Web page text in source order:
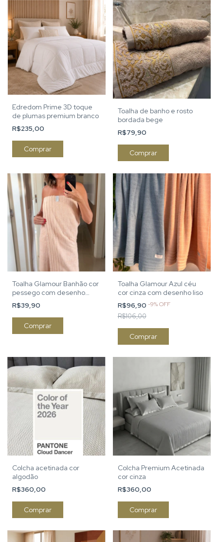
Edredom Prime 3D toque
de plumas premium branco
R$235,00
Comprar
Toalha de banho e rosto
bordada bege
R$79,90
Comprar
Toalha Glamour Banhão cor
pessego com desenho
mais liso
R$39,90
Comprar
Toalha Glamour Azul céu
cor cinza com desenho liso
R$96,90 -9%OFF
R$106,00
Comprar
Colcha acetinada cor
algodão
R$360,00
Comprar
Colcha Premium Acetinada
cor cinza
R$360,00
Comprar